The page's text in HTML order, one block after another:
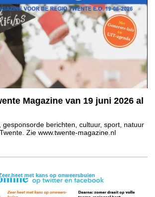
Magazine van 19 juni 2026 al
gesponsorde berichten, cultuur, sport, natuur
Zie www.twente-magazine.nl
heet met kans op onweersbuien